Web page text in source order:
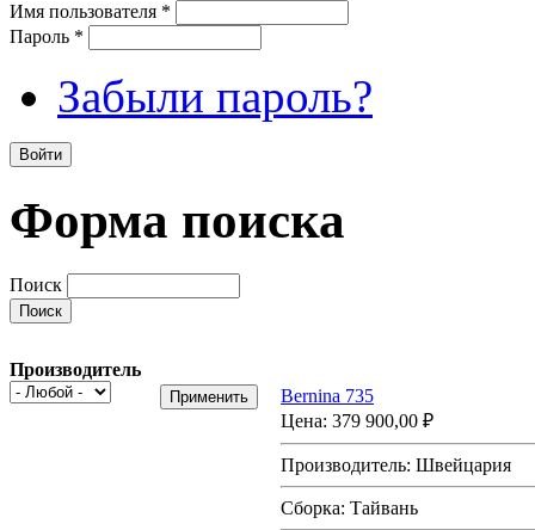
Имя пользователя *
Пароль *
Забыли пароль?
Форма поиска
Поиск
Производитель
Bernina 735
Цена: 379 900,00 ₽
Производитель: Швейцария
Сборка: Тайвань